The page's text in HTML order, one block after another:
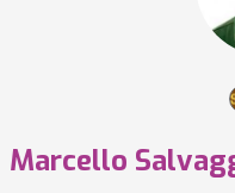
Marcello